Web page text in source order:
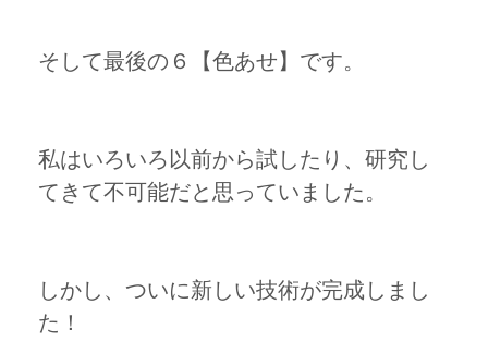
そして最後の６【色あせ】です。
私はいろいろ以前から試したり、研究し
てきて不可能だと思っていました。
しかし、ついに新しい技術が完成しまし
た！